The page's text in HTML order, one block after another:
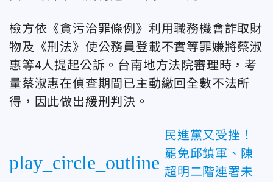
檢方依《貪污治罪條例》利用職務機會詐取財
物及《刑法》使公務員登載不實等罪嫌將蔡淑
惠等4人提起公訴。台南地方法院審理時，考
量蔡淑惠在偵查期間已主動繳回全數不法所
得，因此做出緩刑判決。
play_circle_outline
民進黨又受挫！
罷免邱鎮軍、陳
超明二階連署未